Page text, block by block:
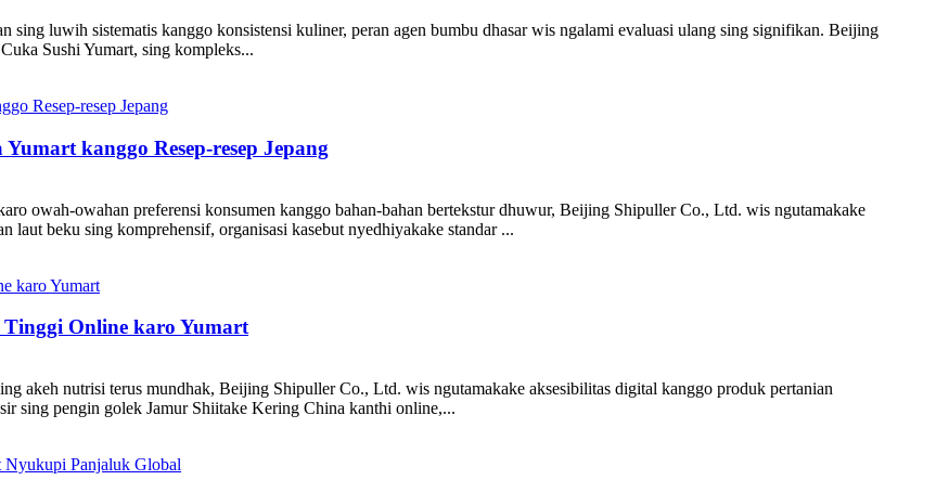
sing luwih sistematis kanggo konsistensi kuliner, peran agen bumbu dhasar wis ngalami evaluasi ulang sing signifikan. Beijing
Sushi Yumart, sing kompleks...
kanggo Resep-resep Jepang
owah-owahan preferensi konsumen kanggo bahan-bahan bertekstur dhuwur, Beijing Shipuller Co., Ltd. wis ngutamakake
laut beku sing komprehensif, organisasi kasebut nyedhiyakake standar ...
Online karo Yumart
akeh nutrisi terus mundhak, Beijing Shipuller Co., Ltd. wis ngutamakake aksesibilitas digital kanggo produk pertanian
sing pengin golek Jamur Shiitake Kering China kanthi online,...